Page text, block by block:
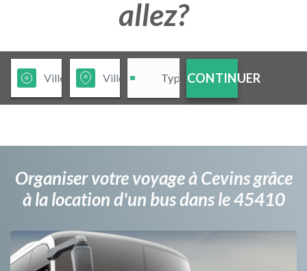
allez?
CONTINUER
Organiser votre voyage à Cevins grâce
à la location d'un bus dans le 45410